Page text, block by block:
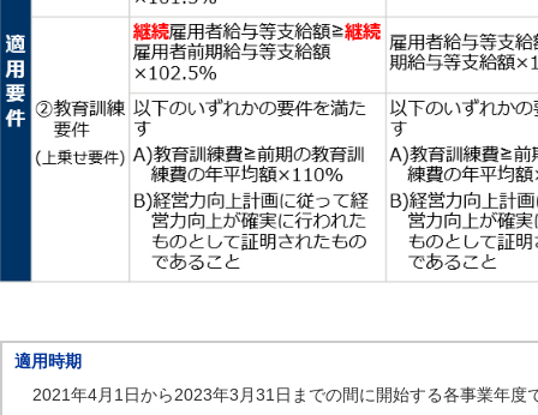
適用時期
2021年4月1日から2023年3月31日までの間に開始する各事業年度